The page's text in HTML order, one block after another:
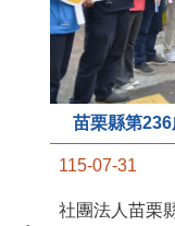
苗栗縣第
115-07-31
社團法人苗栗